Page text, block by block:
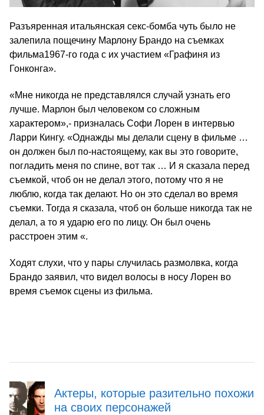
Разъяренная итальянская секс-бомба чуть было не
залепила пощечину Марлону Брандо на съемках
фильма1967-го года с их участием «Графиня из
Гонконга».
«Мне никогда не представлялся случай узнать его
лучше. Марлон был человеком со сложным
характером»,- призналась Софи Лорен в интервью
Ларри Кингу. «Однажды мы делали сцену в фильме …
он должен был по-настоящему, как вы это говорите,
погладить меня по спине, вот так … И я сказала перед
съемкой, чтоб он не делал этого, потому что я не
люблю, когда так делают. Но он это сделал во время
съемки. Тогда я сказала, чтоб он больше никогда так не
делал, а то я ударю его по лицу. Он был очень
расстроен этим «.
Ходят слухи, что у пары случилась размолвка, когда
Брандо заявил, что видел волосы в носу Лорен во
время съемок сцены из фильма.
Актеры, которые разительно похожи
на своих персонажей